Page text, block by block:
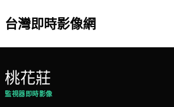
to台灣即時影像網
桃花莊
監視器即時影像